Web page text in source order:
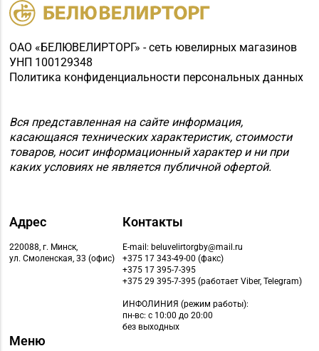
ОАО «БЕЛЮВЕЛИРТОРГ» - сеть ювелирных магазинов
УНП 100129348
Политика конфиденциальности персональных данных
Вся представленная на сайте информация,
касающаяся технических характеристик, стоимости
товаров, носит информационный характер и ни при
каких условиях не является публичной офертой.
Адрес
220088, г. Минск,
ул. Смоленская, 33 (офис)
Контакты
E-mail: beluvelirtorgby@mail.ru
+375 17 343-49-00 (факс)
+375 17 395-7-395
+375 29 395-7-395 (работает Viber, Telegram)
ИНФОЛИНИЯ (режим работы):
пн-вс: с 10:00 до 20:00
без выходных
Меню